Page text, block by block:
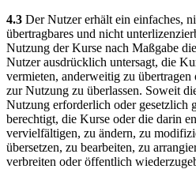
4.3 Der Nutzer erhält ein einfaches,
übertragbares und nicht
Nutzung der Kurse nach Maßgabe
Nutzer ausdrücklich untersagt, die
vermieten, anderweitig zu
zur Nutzung zu überlassen. Soweit
Nutzung erforderlich oder gesetzlich
berechtigt, die Kurse oder die darin
vervielfältigen, zu ändern, zu
übersetzen, zu bearbeiten, zu
verbreiten oder öffentlich